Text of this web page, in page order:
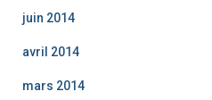
juin 2014
avril 2014
mars 2014